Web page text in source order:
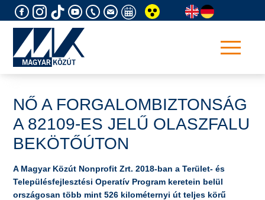
to
NŐ A FORGALOMBIZTONSÁG
A 82109-ES JELŰ OLASZFALU
BEKÖTŐÚTON
A Magyar Közút Nonprofit Zrt. 2018-ban a Terület- és
Településfejlesztési Operatív Program keretein belül
országosan több mint 526 kilométernyi út teljes körű